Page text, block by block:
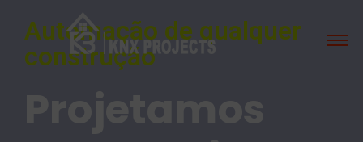
Automação de qualquer
construção